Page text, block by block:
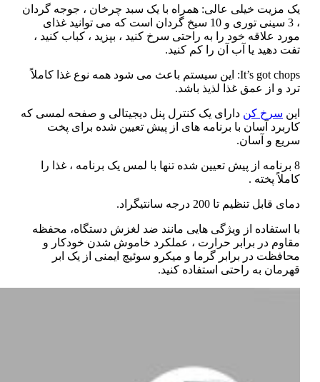
یک مزیت خیلی عالی: همراه با یک سبد چرخان ، جوجه گردان
، 3 سینی توری و 10 سیخ گردان است که می توانید غذای
مورد علاقه خود را به راحتی سرخ کنید ، بپزید ، کباب کنید ،
تفت دهید یا آب آن را کم کنید.
It’s got chops: این سیستم باعث می شود همه نوع غذا کاملاً
ترد و از عمق غذا لذیذ باشد.
این سرخ کن دارای یک کنترل پنل دیجیتالی و صفحه لمسی که
کاربرد آسان با برنامه های از پیش تعیین شده برای پخت
سریع و آسان.
8 برنامه از پیش تعیین شده تنها با لمس یک برنامه ، غذا را
کاملاً پخته .
دمای قابل تنظیم تا 200 درجه سانتیگراد.
با استفاده از ویژگی هایی مانند ضد لغزش دستگاه، محفظه
مقاوم در برابر حرارت ، عملکرد خاموش شدن خودکار و
محافظت در برابر گرما و میکرو سوئیچ ایمنی از یک ابر
قهرمان به راحتی استفاده کنید.